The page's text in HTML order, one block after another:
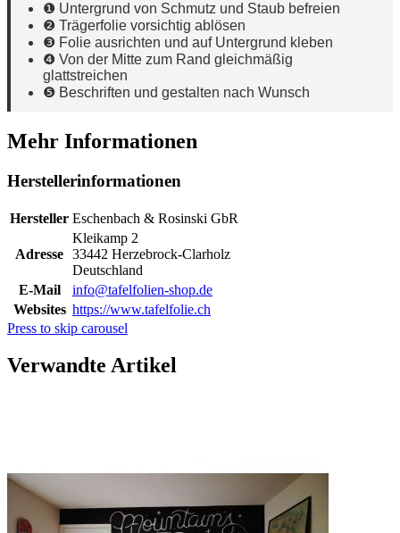
❶ Untergrund von Schmutz und Staub befreien
❷ Trägerfolie vorsichtig ablösen
❸ Folie ausrichten und auf Untergrund kleben
❹ Von der Mitte zum Rand gleichmäßig
glattstreichen
❺ Beschriften und gestalten nach Wunsch
Mehr Informationen
Herstellerinformationen
Hersteller Eschenbach & Rosinski GbR
Adresse
Kleikamp 2
33442 Herzebrock-Clarholz
Deutschland
E-Mail
info@tafelfolien-shop.de
Websites https://www.tafelfolie.ch
Press to skip carousel
Verwandte Artikel